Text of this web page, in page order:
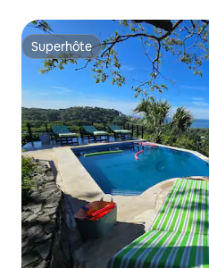
Superhôte
Superhôte